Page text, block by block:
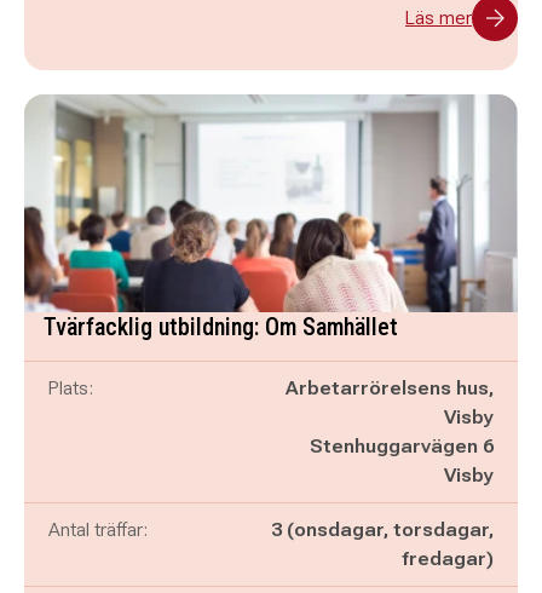
Läs mer
Tvärfacklig utbildning: Om Samhället
Plats:
Arbetarrörelsens hus,
Visby
Stenhuggarvägen 6
Visby
Antal träffar:
3 (onsdagar, torsdagar,
fredagar)